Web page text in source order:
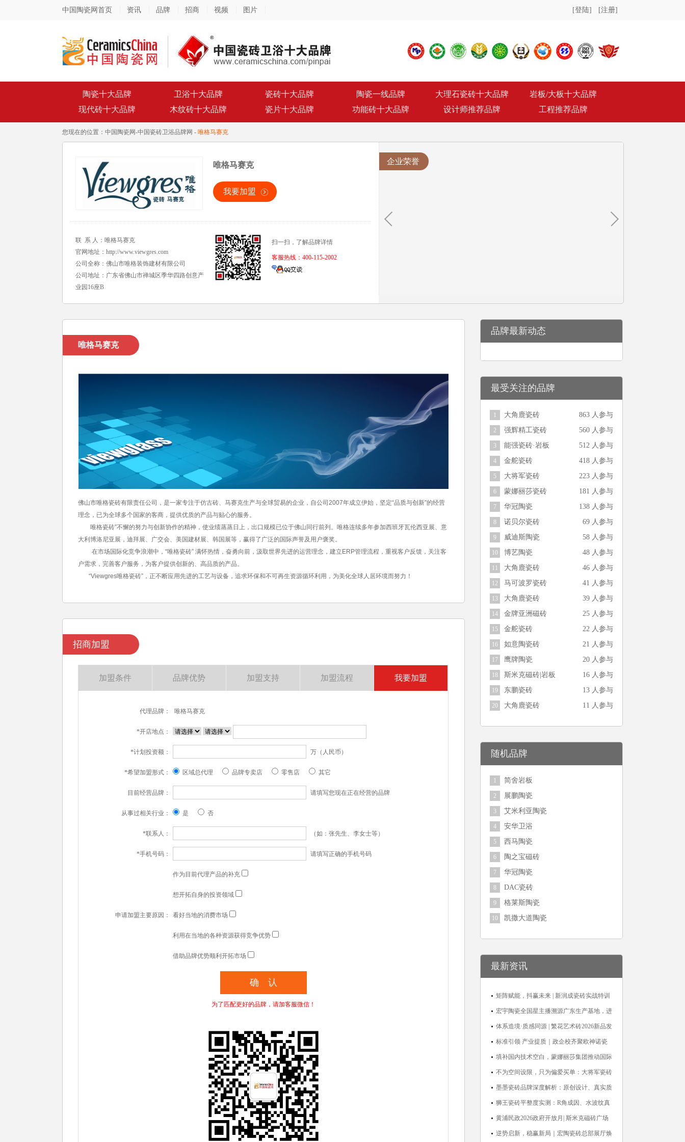
中国陶瓷网首页 资讯 品牌 招商 视频 图片 [登陆] [注册]
陶瓷十大品牌 卫浴十大品牌 瓷砖十大品牌 陶瓷一线品牌 大理石瓷砖十大品牌
岩板/大板十大品牌
现代砖十大品牌
木纹砖十大品牌 瓷片十大品牌 功能砖十大品牌 设计师推荐品牌 工程推荐品牌
您现在的位置： 中国陶瓷网-中国瓷砖卫浴品牌网 - 唯格马赛克
唯格马赛克
我要加盟
联 系 人：唯格马赛克
官网地址： http://www.viewgres.com
公司全称：佛山市唯格装饰建材有限公司
公司地址：广东省佛山市禅城区季华四路创意产
业园16座B
扫一扫，了解品牌详情
客服热线：400-115-2002
企业荣誉
唯格马赛克
佛山市唯格瓷砖有限责任公司，是一家专注于仿古砖、马赛克生产与全球贸易的企业，自公司2007年成立伊始，坚定“品质与创新”的经营
理念，已为全球多个国家的客商，提供优质的产品与贴心的服务。
唯格瓷砖”不懈的努力与创新协作的精神，使业绩蒸蒸日上，出口规模已位于佛山同行前列。唯格连续多年参加西班牙瓦伦西亚展、意
大利博洛尼亚展，迪拜展、广交会、美国建材展、韩国展等，赢得了广泛的国际声誉及用户褒奖。
在市场国际化竞争浪潮中，“唯格瓷砖” 满怀热情，奋勇向前，汲取世界先进的运营理念，建立ERP管理流程，重视客户反馈，关注客
户需求，完善客户服务，为客户提供创新的、高品质的产品。
“Viewgres唯格瓷砖”，正不断应用先进的工艺与设备，追求环保和不可再生资源循环利用，为美化全球人居环境而努力！
招商加盟
加盟条件 品牌优势 加盟支持 加盟流程 我要加盟
代理品牌： 唯格马赛克
*开店地点：
*计划投资额： 万（人民币）
*希望加盟形式： 区域总代理 品牌专卖店 零售店 其它
目前经营品牌： 请填写您现在正在经营的品牌
从事过相关行业： 是 否
*联系人： （如：张先生、李女士等）
*手机号码： 请填写正确的手机号码
申请加盟主要原因：
作为目前代理产品的补充
想开拓自身的投资领域
看好当地的消费市场
利用在当地的各种资源获得竞争优势
借助品牌优势顺利开拓市场
为了匹配更好的品牌，请加客服微信！
品牌最新动态
最受关注的品牌
1 大角鹿瓷砖 863 人参与
2 强辉精工瓷砖 560 人参与
3 能强瓷砖·岩板 512 人参与
4 金舵瓷砖 418 人参与
5 大将军瓷砖 223 人参与
6 蒙娜丽莎瓷砖 181 人参与
7 华冠陶瓷 138 人参与
8 诺贝尔瓷砖 69 人参与
9 威迪斯陶瓷 58 人参与
10 博艺陶瓷 48 人参与
11 大角鹿瓷砖 46 人参与
12 马可波罗瓷砖 41 人参与
13 大角鹿瓷砖 39 人参与
14 金牌亚洲磁砖 25 人参与
15 金舵瓷砖 22 人参与
16 如意陶瓷砖 21 人参与
17 鹰牌陶瓷 20 人参与
18 斯米克磁砖|岩板 16 人参与
19 东鹏瓷砖 13 人参与
20 大角鹿瓷砖 11 人参与
随机品牌
1 简舍岩板
2 展鹏陶瓷
3 艾米利亚陶瓷
4 安华卫浴
5 西马陶瓷
6 陶之宝磁砖
7 华冠陶瓷
8 DAC瓷砖
9 格莱斯陶瓷
10 凯撒大道陶瓷
最新资讯
矩阵赋能，抖赢未来 | 新润成瓷砖实战特训
营成功举办，吹响品牌秋季营销冲锋号！
宏宇陶瓷全国星主播溯源广东生产基地，进
阶ROI长效变现新路径
体系造境·质感同源 | 繁花艺术砖2026新品发
布媒体见面会圆满举行
标准引领 产业提质｜政企校齐聚欧神诺瓷
砖，共探佛山陶瓷标准化发展新路径
填补国内技术空白，蒙娜丽莎集团推动国际
标准落地本地国标
不为空间设限，只为偏爱买单：大将军瓷砖
解锁“高级哑”人居美学
墨墨瓷砖品牌深度解析：原创设计、真实质
感与市场口碑全览
狮王瓷砖平整度实测：R角成因、水波纹真
相、辊棒印解析与5A标准选购指南
黄浦民政2026政府开放月| 斯米克磁砖广场
适老化体验中心正式亮相
逆势启新，稳赢新局｜宏陶瓷砖总部展厅焕